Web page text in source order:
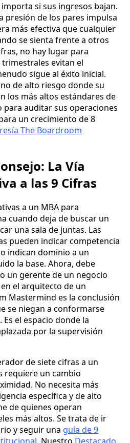
si sus ingresos bajan.
presión de los pares impulsa
más efectiva que cualquier
se sienta frente a otros
no hay lugar para
trimestrales evitan el
sigue al éxito inicial.
de alto riesgo donde su
los más altos estándares de
para auditar sus operaciones
un crecimiento de 8
The Boardroom
La Vía
a las 9 Cifras
a un MBA para
cuando deja de buscar un
una sala de juntas. Las
pueden indicar competencia
indican dominio a un
la base. Ahora, debe
un gerente de un negocio
el arquitecto de un
Mastermind es la conclusión
se niegan a conformarse
el espacio donde la
por la supervisión
de siete cifras a un
requiere un cambio
No necesita más
específica y de alto
de quienes operan
más altos. Se trata de ir
y seguir una guía de 9